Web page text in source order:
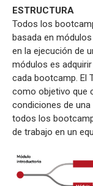
ESTRUCTURA
Todos los
basada en
en la ejecución de
módulos es
cada bootcamp. El
como objetivo que
condiciones de
todos los
de trabajo en un